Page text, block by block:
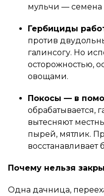
мульчи — семена
Гербициды
против
галинсогу. Но
осторожностью,
овощами.
Покосы — в
обрабатывается,
вытесняют
пырей, мятлик.
восстанавливает
Почему нельзя
Одна дачница,